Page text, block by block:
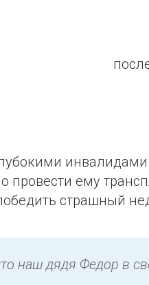
провести ему
страшный
наш дядя Федор в